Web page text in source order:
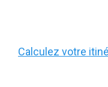
Calculez votre